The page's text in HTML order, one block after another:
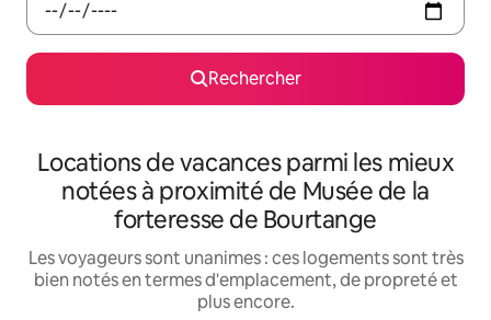
Rechercher
Locations de vacances parmi les mieux
notées à proximité de Musée de la
forteresse de Bourtange
Les voyageurs sont unanimes : ces logements sont très
bien notés en termes d'emplacement, de propreté et
plus encore.